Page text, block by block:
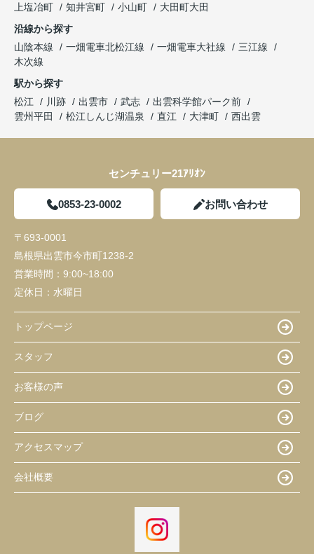
上塩冶町
知井宮町 小山町
大田町大田
沿線から探す
山陰本線
一畑電車北松江線 一畑電車大社線
三江線
木次線
駅から探す
松江
川跡 出雲市 武志
出雲科学館パーク前
雲州平田
松江しんじ湖温泉 直江 大津町 西出雲
センチュリー21ｱﾘｵﾝ
0853-23-0002 お問い合わせ
〒693-0001
島根県出雲市今市町1238-2
営業時間： 9:00~18:00
定休日： 水曜日
トップページ
スタッフ
お客様の声
ブログ
アクセスマップ
会社概要